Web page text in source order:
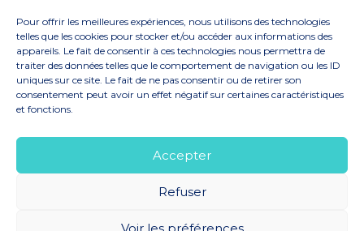
Pour offrir les meilleures expériences, nous utilisons des technologies
telles que les cookies pour stocker et/ou accéder aux informations des
appareils. Le fait de consentir à ces technologies nous permettra de
traiter des données telles que le comportement de navigation ou les ID
uniques sur ce site. Le fait de ne pas consentir ou de retirer son
consentement peut avoir un effet négatif sur certaines caractéristiques
et fonctions.
Accepter
Refuser
Voir les préférences
Principale
NOS SOLUTIONS
ACTUALITÉS
RECRUTEMENT
CONTACT
MENTIONS LÉGALES